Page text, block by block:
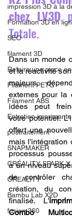
impression 3D à la
Formation 3D en
SEO
filament 3D
Refaire une piece
Filament PETG
Filament ABS
Entretien
postraitement
SNAPMAKER
CRÉALITY SPARK X
CREALITY
Bambu Lab X2D
fusion 360
chez LV3D
Totale.
Dans un monde
et la réactivité
majeurs,
externes pour la
idées peut
votre potentiel.
offert une
mais l'intégration
processus
à un niveau
de contrôler
création, du
finalisé. L'
Combo